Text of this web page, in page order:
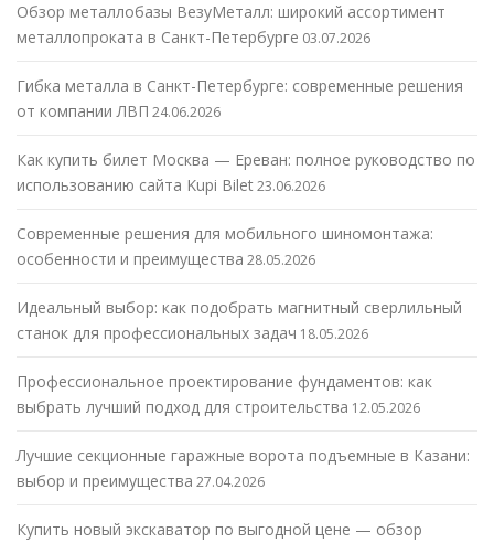
Обзор металлобазы ВезуМеталл: широкий ассортимент
металлопроката в Санкт-Петербурге 03.07.2026
Гибка металла в Санкт-Петербурге: современные решения
от компании ЛВП 24.06.2026
Как купить билет Москва — Ереван: полное руководство по
использованию сайта Kupi Bilet23.06.2026
Современные решения для мобильного шиномонтажа:
особенности и преимущества 28.05.2026
Идеальный выбор: как подобрать магнитный сверлильный
станок для профессиональных задач 18.05.2026
Профессиональное проектирование фундаментов: как
выбрать лучший подход для строительства 12.05.2026
Лучшие секционные гаражные ворота подъемные в Казани:
выбор и преимущества 27.04.2026
Купить новый экскаватор по выгодной цене — обзор